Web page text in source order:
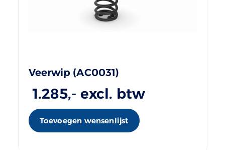
Veerwip (AC0031)
1.285,- excl. btw
Toevoegen wensenlijst